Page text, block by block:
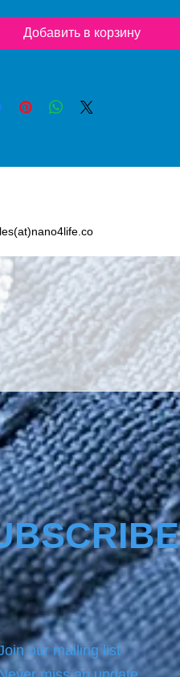
or textile, reducing the
of permanent staining.
other hot or cold liquids are
Premium Textile®.
Добавить в корзину
our mailing list